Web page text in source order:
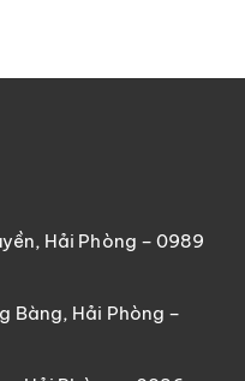
Hải Phòng – 0989
Bàng, Hải Phòng –